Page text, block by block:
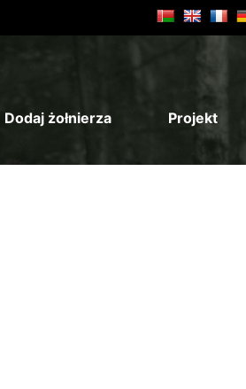
Dodaj żołnierza Projekt